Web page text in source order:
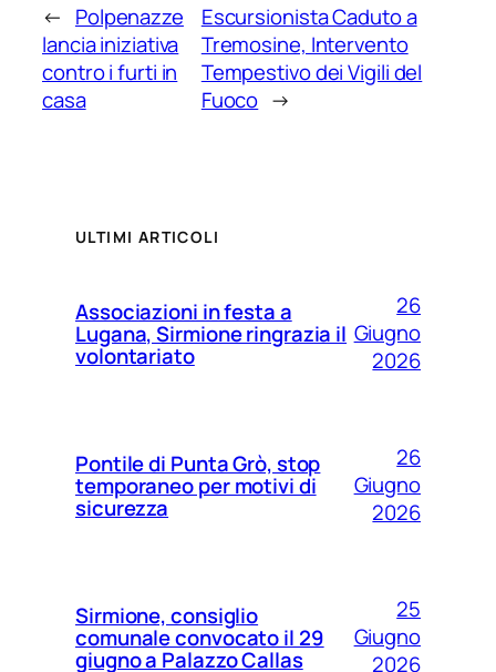
← Polpenazze
lancia iniziativa
contro i furti in
casa
Escursionista Caduto a
Tremosine, Intervento
Tempestivo dei Vigili del
Fuoco →
ULTIMI ARTICOLI
Associazioni in festa a
Lugana, Sirmione ringrazia il
volontariato
26
Giugno
2026
Pontile di Punta Grò, stop
temporaneo per motivi di
sicurezza
26
Giugno
2026
Sirmione, consiglio
comunale convocato il 29
giugno a Palazzo Callas
25
Giugno
2026